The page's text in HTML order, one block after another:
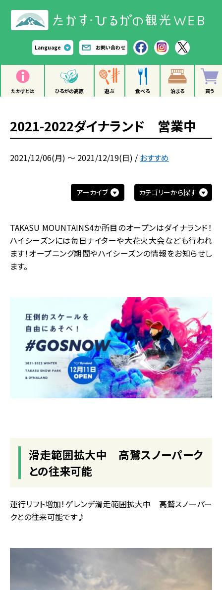
Language お問い合わせ
たかすとは ひるがの高原 遊ぶ 食べる 泊まる 買う
2021-2022ダイナランド 営業中
2021/12/06(月) ～ 2021/12/19(日) / おすすめ
アーカイブ カテゴリーから探す
TAKASU MOUNTAINS4か所目のオープンはダイナランド！
ハイシーズンには毎日ナイターや大花火大会なども行われ
ます！オープニング期間やハイシーズンの情報をお知らせし
ます。
滑走範囲拡大中 高鷲スノーパーク
との往来可能
運行リフト増加！ゲレンデ滑走範囲拡大中 高鷲スノーパー
クとの往来可能です♪